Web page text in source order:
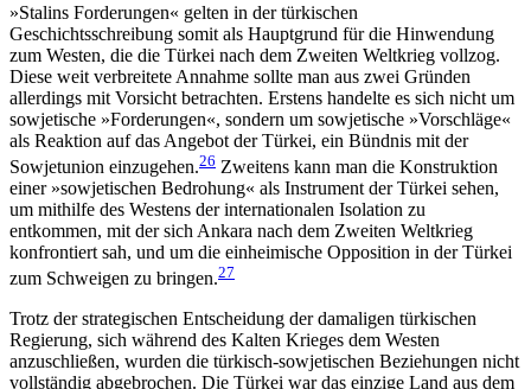
»Stalins Forderungen« gelten in der türkischen
Geschichtsschreibung somit als Hauptgrund für die Hinwendung
zum Westen, die die Türkei nach dem Zweiten Weltkrieg vollzog.
Diese weit verbreitete Annahme sollte man aus zwei Gründen
allerdings mit Vorsicht betrachten. Erstens handelte es sich nicht um
sowjetische »Forderungen«, sondern um sowjetische »Vorschläge«
als Reaktion auf das An­gebot der Türkei, ein Bündnis mit der
Sowjetunion einzugehen.26 Zweitens kann man die Konstruktion
einer »sowjetischen Bedrohung« als Instrument der Türkei sehen,
um mithilfe des Westens der inter­natio­nalen Isolation zu
entkommen, mit der sich Ankara nach dem Zweiten Weltkrieg
konfrontiert sah, und um die einheimische Opposition in der Türkei
zum Schweigen zu bringen.27
Trotz der strategischen Entscheidung der damaligen türkischen
Regierung, sich während des Kalten Krieges dem Westen
anzuschließen, wurden die tür­kisch-sowjetischen Beziehungen nicht
vollständig abgebrochen. Die Türkei war das einzige Land aus dem